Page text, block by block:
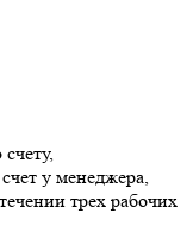
у менеджера,
трех рабочих